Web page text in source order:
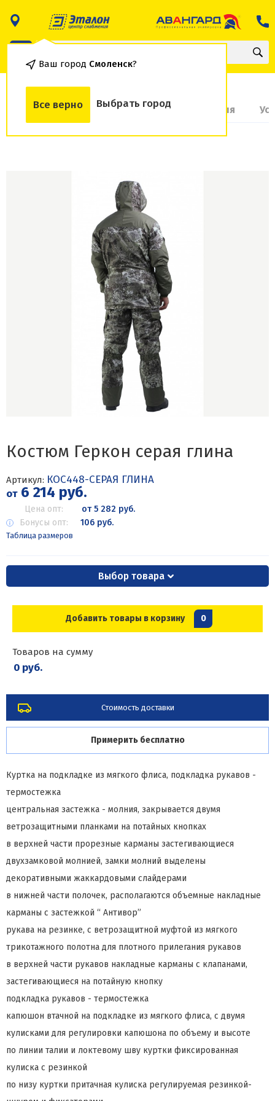
Ваш город Смоленск?
Все верно Выбрать город
О товаре Доставка и оплата Гарантия
Костюм Геркон серая глина
Артикул: КОС448-СЕРАЯ ГЛИНА
от6 214 руб.
Цена опт:
от 5 282 руб.
Бонусы опт:
106 руб.
Таблица размеров
Выбор товара
Добавить товары в корзину 0
Товаров на сумму
0 руб.
Стоимость доставки
Примерить бесплатно
Куртка на подкладке из мягкого флиса, подкладка рукавов -
термостежка
центральная застежка - молния, закрывается двумя
ветрозащитными планками на потайных кнопках
в верхней части прорезные карманы застегивающиеся
двухзамковой молнией, замки молний выделены
декоративными жаккардовыми слайдерами
в нижней части полочек, располагаются объемные накладные
карманы с застежкой “ Антивор”
рукава на резинке, с ветрозащитной муфтой из мягкого
трикотажного полотна для плотного прилегания рукавов
в верхней части рукавов накладные карманы с клапанами,
застегивающиеся на потайную кнопку
подкладка рукавов - термостежка
капюшон втачной на подкладке из мягкого флиса, с двумя
кулисками для регулировки капюшона по объему и высоте
по линии талии и локтевому шву куртки фиксированная
кулиска с резинкой
по низу куртки притачная кулиска регулируемая резинкой-